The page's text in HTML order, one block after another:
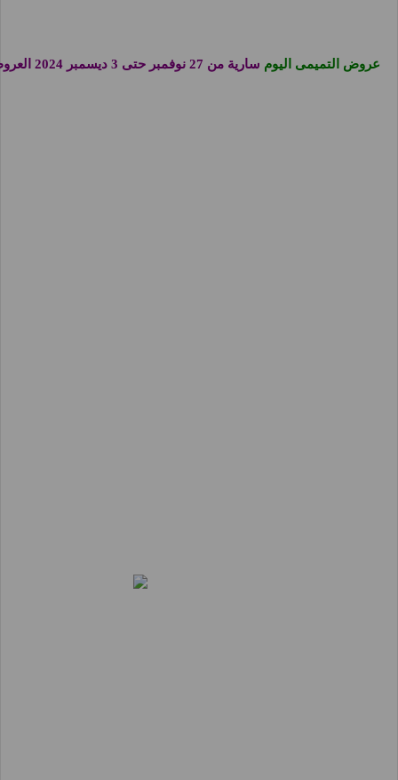
عروض التميمى اليوم سارية من 27 نوفمبر حتى 3 ديسمبر 2024 العروض الاسبوعية او حتى نفاذ الكمية فى فروع